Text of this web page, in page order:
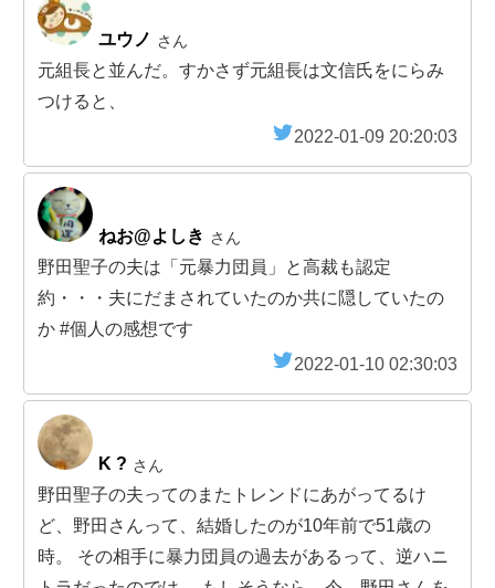
ユウノ さん
元組長と並んだ。すかさず元組長は文信氏をにらみ
つけると、
2022-01-09 20:20:03
ねお@よしき さん
野田聖子の夫は「元暴力団員」と高裁も認定
約・・・夫にだまされていたのか共に隠していたの
か #個人の感想です
2022-01-10 02:30:03
K ? さん
野田聖子の夫ってのまたトレンドにあがってるけ
ど、野田さんって、結婚したのが10年前で51歳の
時。 その相手に暴力団員の過去があるって、逆ハニ